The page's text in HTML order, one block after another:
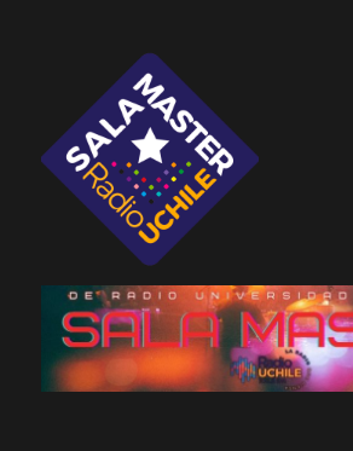
Sala Master